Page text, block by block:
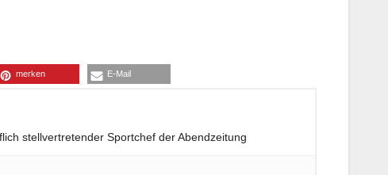
merken E-Mail
stellvertretender Sportchef der Abendzeitung